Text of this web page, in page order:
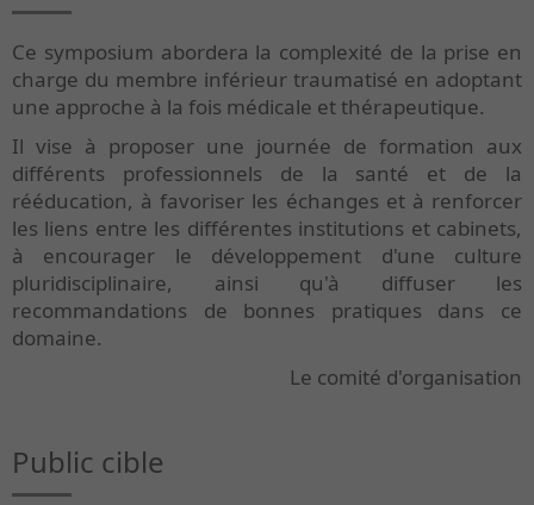
Ce symposium abordera la complexité de la prise en
charge du membre inférieur traumatisé en adoptant
une approche à la fois médicale et thérapeutique.
Il vise à proposer une journée de formation aux
différents professionnels de la santé et de la
rééducation, à favoriser les échanges et à renforcer
les liens entre les différentes institutions et cabinets,
à encourager le développement d'une culture
pluridisciplinaire, ainsi qu'à diffuser les
recommandations de bonnes pratiques dans ce
domaine.
Le comité d'organisation
Public cible